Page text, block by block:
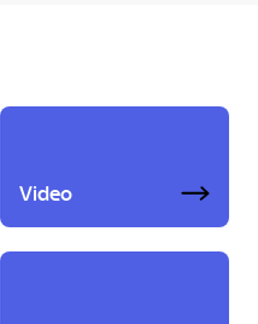
Video